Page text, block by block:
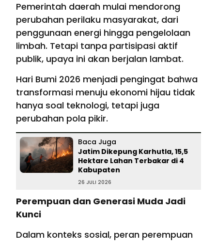
Pemerintah daerah mulai mendorong
perubahan perilaku masyarakat, dari
penggunaan energi hingga pengelolaan
limbah. Tetapi tanpa partisipasi aktif
publik, upaya ini akan berjalan lambat.
Hari Bumi 2026 menjadi pengingat bahwa
transformasi menuju ekonomi hijau tidak
hanya soal teknologi, tetapi juga
perubahan pola pikir.
Baca Juga
Jatim Dikepung Karhutla, 15,5
Hektare Lahan Terbakar di 4
Kabupaten
26 JULI 2026
Perempuan dan Generasi Muda Jadi
Kunci
Dalam konteks sosial, peran perempuan